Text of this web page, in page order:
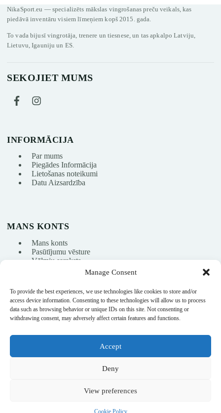
Manage Consent
To provide the best experiences, we use technologies like cookies to store and/or
access device information. Consenting to these technologies will allow us to process
data such as browsing behavior or unique IDs on this site. Not consenting or
withdrawing consent, may adversely affect certain features and functions.
Accept
Deny
View preferences
Cookie Policy
NikaSport.eu — specializēts mākslas vingrošanas preču veikals, kas
piedāvā inventāru visiem līmeņiem kopš 2015. gada.
To vada bijusī vingrotāja, trenere un tiesnese, un tas apkalpo Latviju,
Lietuvu, Igauniju un ES.
SEKOJIET MUMS
INFORMĀCIJA
Par mums
Piegādes Informācija
Lietošanas noteikumi
Datu Aizsardzība
MANS KONTS
Mans konts
Pasūtījumu vēsture
Vēlmju saraksts
info@nikasport.eu
+371 28228266
© 2015–2026 · Mākslas vingrošanas veikals · NikaSport.eu · SIA